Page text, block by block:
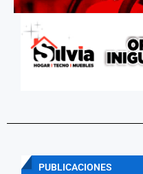
PUBLICACIONES